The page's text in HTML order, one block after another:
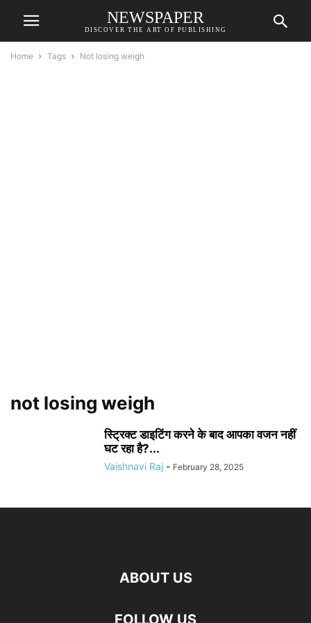
NEWSPAPER
DISCOVER THE ART OF PUBLISHING
Home Tags Not losing weigh
not losing weigh
स्ट्रिक्ट डाइटिंग करने के बाद आपका वजन नहीं
घट रहा है?...
Vaishnavi Raj - February 28, 2025
ABOUT US
FOLLOW US